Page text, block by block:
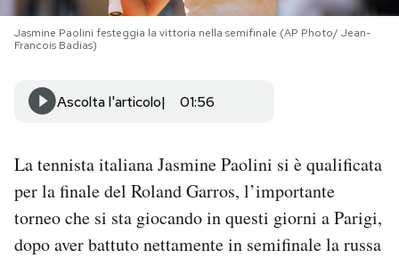
SHOP
CALENDARIO
Area Personale
Newsletter
Notifiche mobile
Jasmine Paolini festeggia la vittoria nella semifinale (AP Photo/ Jean-
Francois Badias)
Ascolta l'articolo 01:56
La tennista italiana Jasmine Paolini si è qualificata
per la finale del Roland Garros, l’importante
torneo che si sta giocando in questi giorni a Parigi,
dopo aver battuto nettamente in semifinale la russa